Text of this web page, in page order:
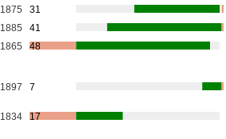
1875
31
1885
41
1865 48
1897 7
1834 17